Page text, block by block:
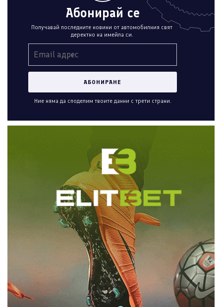
Абонирай се
Получавай последните новини от автомобилния свят
деректно на имейла си.
Ние няма да споделим твоите данни с трети страни.